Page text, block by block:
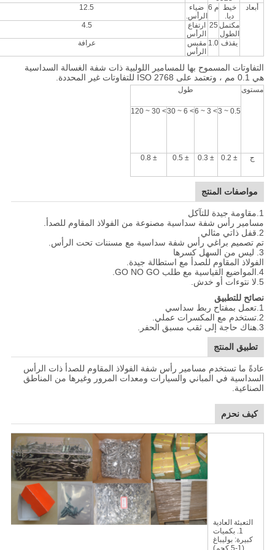
أبعاد
خيط
ديا.
م 6
ضياء
الرأس.
12.5
مكتمل
الطول
25
ارتفاع
الرأس
4.5
يقذف 1.0 مقبس
الرأس
عرافة
التفاوتات المسموح بها للمسامير اللولبية ذات شفة الغسالة السداسية
هي 0.1 مم ، وتعتمد على ISO 2768 للتفاوتات غير المحددة.
مستوى طول
0.5 ~ 3
> 3 ~ 6
> 6 ~ 30
> 30 ~ 120
ج ± 0.2
± 0.3
± 0.5
± 0.8
مواصفات المنتج
1.مقاومة جيدة للتآكل
مسامير رأس شفة سداسية مصنوعة من الفولاذ المقاوم للصدأ.
2.قفل ذاتي مثالي
تم تصميم براغي رأس شفة سداسية مع مسننات تحت الرأس.
3. ليس من السهل كسرها
الفولاذ المقاوم للصدأ مع استطالة جيدة.
4.المواضيع القياسية مع طلب GO NO GO.
5.لا نتوءات أو خدش.
نصائح للتطبيق
1.تعمل بمفتاح ربط سداسي
2.تستخدم مع المكسرات عملي.
3.هناك حاجة إلى ثقب مسبق الحفر.
تطبيق المنتج
عادةً ما تستخدم مسامير رأس شفة الفولاذ المقاوم للصدأ ذات الرأس
السداسية في المباني والسيارات ومعدات المرور وغيرها من المناطق
الصناعية.
كيف نحزم
التعبئة العادية
1. بكميات
كبيرة: بوليباغ